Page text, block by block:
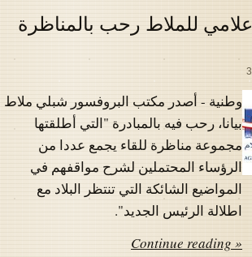
للملاط رحب بالمناظرة
وطنية - أصدر مكتب البروفسور شبلي ملاط
بيانا، رحب فيه بالمبادرة "التي أطلقتها
مجموعة مناظرة للقاء يجمع عددا من
الرؤساء المحتملين لشرح مواقفهم في
المواضيع الشائكة التي تنتظر البلاد مع
اطلالة الرئيس الجديد".
Continue reading »